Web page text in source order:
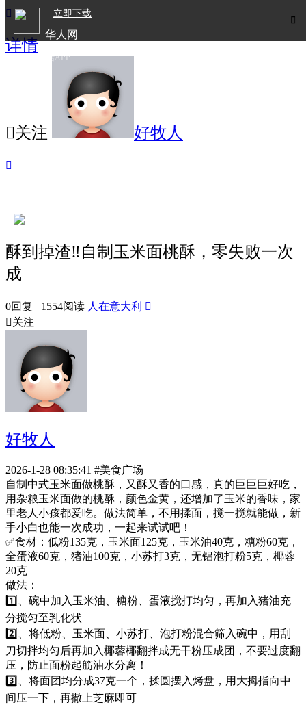

立即下载
华人网
欧洲华人生活APP

详情
关注 好牧人

酥到掉渣‼️自制玉米面桃酥，零失败一次
成
0回复 1554阅读 人在意大利 
关注
好牧人
2026-1-28 08:35:41 #美食广场
自制中式玉米面做桃酥，又酥又香的口感，真的巨巨巨好吃，
用杂粮玉米面做的桃酥，颜色金黄，还增加了玉米的香味，家
里老人小孩都爱吃。做法简单，不用揉面，搅一搅就能做，新
手小白也能一次成功，一起来试试吧！
✅食材：低粉135克，玉米面125克，玉米油40克，糖粉60克，
全蛋液60克，猪油100克，小苏打3克，无铝泡打粉5克，椰蓉
20克
做法：
1️⃣、碗中加入玉米油、糖粉、蛋液搅打均匀，再加入猪油充
分搅匀至乳化状
2️⃣、将低粉、玉米面、小苏打、泡打粉混合筛入碗中，用刮
刀切拌均匀后再加入椰蓉椰翻拌成无干粉压成团，不要过度翻
压，防止面粉起筋油水分离！
3️⃣、将面团均分成37克一个，揉圆摆入烤盘，用大拇指向中
间压一下，再撒上芝麻即可